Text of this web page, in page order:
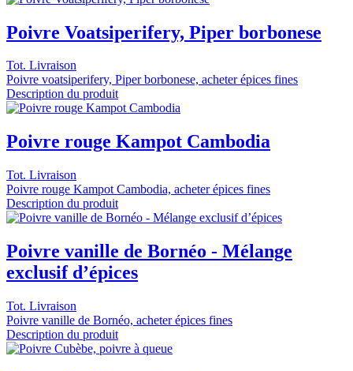
Poivre Voatsiperifery, Piper borbonese
Tot. Livraison
Poivre voatsiperifery, Piper borbonese, acheter épices fines
Description du produit
Poivre rouge Kampot Cambodia
Tot. Livraison
Poivre rouge Kampot Cambodia, acheter épices fines
Description du produit
Poivre vanille de Bornéo - Mélange
exclusif d’épices
Tot. Livraison
Poivre vanille de Bornéo, acheter épices fines
Description du produit